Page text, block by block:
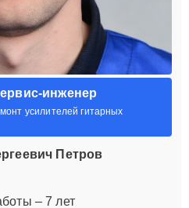
инженер
усилителей гитарных
Петров
– 7 лет